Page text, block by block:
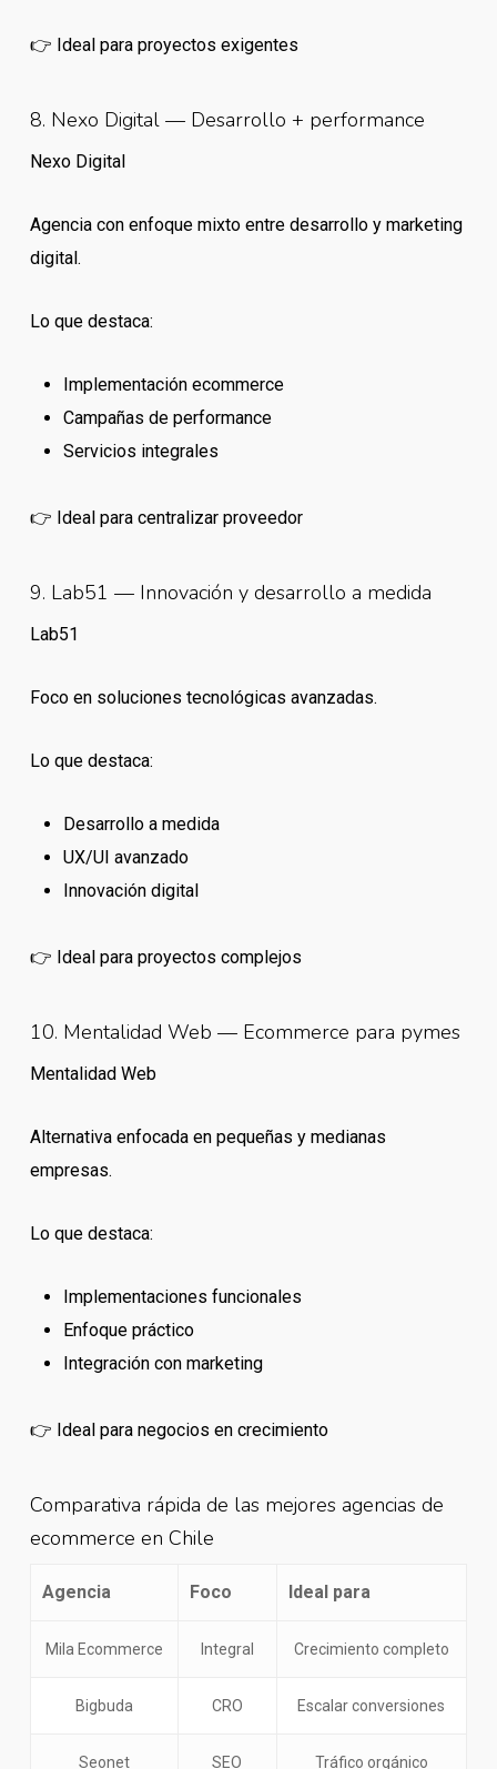
👉 Ideal para proyectos exigentes
8. Nexo Digital — Desarrollo + performance
Nexo Digital
Agencia con enfoque mixto entre desarrollo y marketing
digital.
Lo que destaca:
Implementación ecommerce
Campañas de performance
Servicios integrales
👉 Ideal para centralizar proveedor
9. Lab51 — Innovación y desarrollo a medida
Lab51
Foco en soluciones tecnológicas avanzadas.
Lo que destaca:
Desarrollo a medida
UX/UI avanzado
Innovación digital
👉 Ideal para proyectos complejos
10. Mentalidad Web — Ecommerce para pymes
Mentalidad Web
Alternativa enfocada en pequeñas y medianas
empresas.
Lo que destaca:
Implementaciones funcionales
Enfoque práctico
Integración con marketing
👉 Ideal para negocios en crecimiento
Comparativa rápida de las mejores agencias de
ecommerce en Chile
Agencia Foco Ideal para
Mila Ecommerce Integral Crecimiento completo
Bigbuda CRO Escalar conversiones
Seonet SEO Tráfico orgánico